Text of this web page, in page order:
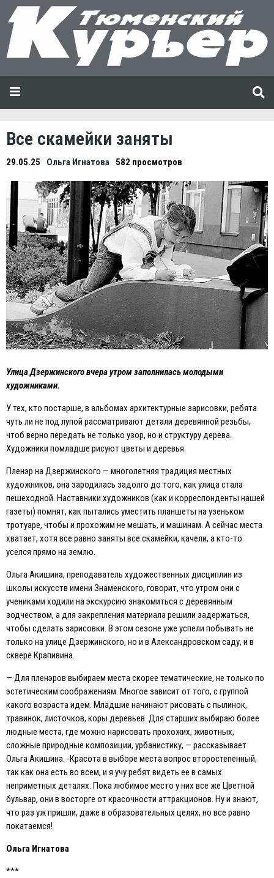
Все скамейки заняты
29.05.25 Ольга Игнатова 582 просмотров
Улица Дзержинского вчера утром заполнилась молодыми
художниками.
У тех, кто постарше, в альбомах архитектурные зарисовки, ребята
чуть ли не под лупой рассматривают детали деревянной резьбы,
чтоб верно передать не только узор, но и структуру дерева.
Художники помладше рисуют цветы и деревья.
Пленэр на Дзержинского — многолетняя традиция местных
художников, она зародилась задолго до того, как улица стала
пешеходной. Наставники художников (как и корреспонденты нашей
газеты) помнят, как пытались уместить планшеты на узеньком
тротуаре, чтобы и прохожим не мешать, и машинам. А сейчас места
хватает, хотя все равно заняты все скамейки, качели, а кто-то
уселся прямо на землю.
Ольга Акишина, преподаватель художественных дисциплин из
школы искусств имени Знаменского, говорит, что утром они с
учениками ходили на экскурсию знакомиться с деревянным
зодчеством, а для закрепления материала решили задержаться,
чтобы сделать зарисовки. В этом сезоне уже успели побывать не
только на улице Дзержинского, но и в Александровском саду, и в
сквере Крапивина.
— Для пленэров выбираем места скорее тематические, не только по
эстетическим соображениям. Многое зависит от того, с группой
какого возраста идем. Младшие начинают рисовать с пылинок,
травинок, листочков, коры деревьев. Для старших выбираю более
людные места, где можно нарисовать прохожих, животных,
сложные природные композиции, урбанистику, — рассказывает
Ольга Акишина. -Красота в выборе места вопрос второстепенный,
так как она есть во всем, и я учу ребят видеть ее в самых
неприметных деталях. Пока любимое место у них все же Цветной
бульвар, они в восторге от красочности аттракционов. Ну и знают,
что раз уж пришли, даже в образовательных целях, но все равно
покатаемся!
Ольга Игнатова
***